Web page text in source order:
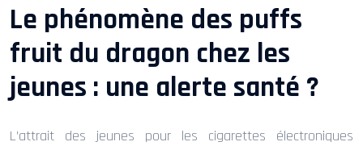
Le phénomène des puffs
fruit du dragon chez les
jeunes : une alerte santé ?
L’attrait des jeunes pour les cigarettes électroniques